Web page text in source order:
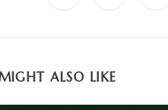
ALSO LIKE